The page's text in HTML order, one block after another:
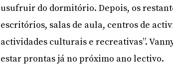
usufruir do dormitório. Depois, os
escritórios, salas de aula, centros de
actividades culturais e recreativas”.
estar prontas já no próximo ano lectivo.